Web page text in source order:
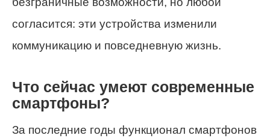
согласится: эти устройства изменили
коммуникацию и повседневную жизнь.
Что сейчас умеют современные
смартфоны?
За последние годы функционал смартфонов